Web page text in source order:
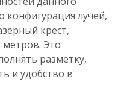
конфигурация лучей,
крест,
Это
разметку,
и удобство в